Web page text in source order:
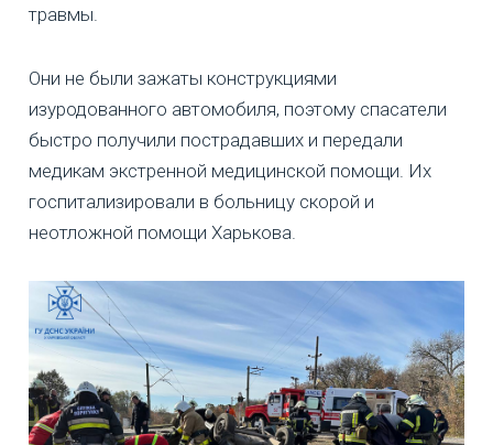
травмы.
Они не были зажаты конструкциями
изуродованного автомобиля, поэтому спасатели
быстро получили пострадавших и передали
медикам экстренной медицинской помощи. Их
госпитализировали в больницу скорой и
неотложной помощи Харькова.